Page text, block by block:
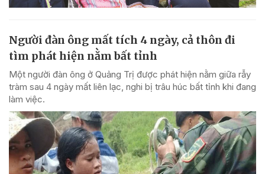
Người đàn ông mất tích 4 ngày, cả thôn đi
tìm phát hiện nằm bất tỉnh
Một người đàn ông ở Quảng Trị được phát hiện nằm giữa rẫy
tràm sau 4 ngày mất liên lạc, nghi bị trâu húc bất tỉnh khi đang
làm việc.